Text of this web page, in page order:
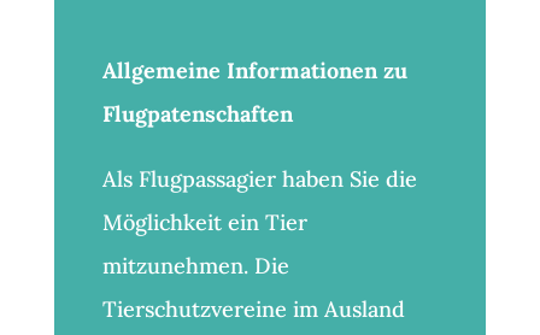
Allgemeine Informationen zu
Flugpatenschaften
Als Flugpassagier haben Sie die
Möglichkeit ein Tier
mitzunehmen. Die
Tierschutzvereine im Ausland